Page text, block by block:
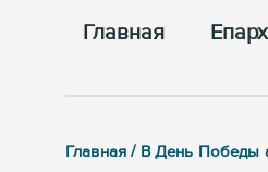
Главная
Главная / В День Победы